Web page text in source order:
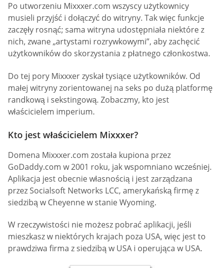
Po utworzeniu Mixxxer.com wszyscy użytkownicy
musieli przyjść i dołączyć do witryny. Tak więc funkcje
zaczęły rosnąć; sama witryna udostępniała niektóre z
nich, zwane „artystami rozrywkowymi”, aby zachęcić
użytkowników do skorzystania z płatnego członkostwa.
Do tej pory Mixxxer zyskał tysiące użytkowników. Od
małej witryny zorientowanej na seks po dużą platformę
randkową i sekstingową. Zobaczmy, kto jest
właścicielem imperium.
Kto jest właścicielem Mixxxer?
Domena Mixxxer.com została kupiona przez
GoDaddy.com w 2001 roku, jak wspomniano wcześniej.
Aplikacja jest obecnie własnością i jest zarządzana
przez Socialsoft Networks LCC, amerykańską firmę z
siedzibą w Cheyenne w stanie Wyoming.
W rzeczywistości nie możesz pobrać aplikacji, jeśli
mieszkasz w niektórych krajach poza USA, więc jest to
prawdziwa firma z siedzibą w USA i operująca w USA.